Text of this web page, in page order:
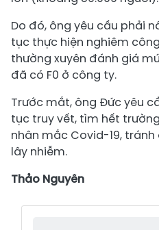
Do đó, ông yêu cầu phải
tục thực hiện nghiêm
thường xuyên đánh giá
đã có F0 ở công ty.
Trước mắt, ông Đức yêu
tục truy vết, tìm hết
nhân mắc Covid-19,
lây nhiễm.
Thảo Nguyên